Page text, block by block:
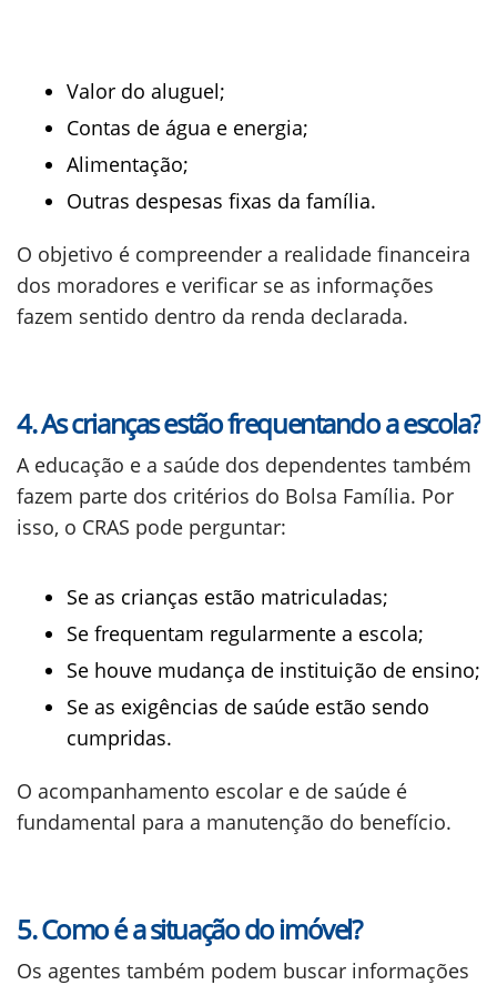
Valor do aluguel;
Contas de água e energia;
Alimentação;
Outras despesas fixas da família.
O objetivo é compreender a realidade financeira
dos moradores e verificar se as informações
fazem sentido dentro da renda declarada.
4. As crianças estão frequentando a escola?
A educação e a saúde dos dependentes também
fazem parte dos critérios do Bolsa Família. Por
isso, o CRAS pode perguntar:
Se as crianças estão matriculadas;
Se frequentam regularmente a escola;
Se houve mudança de instituição de ensino;
Se as exigências de saúde estão sendo
cumpridas.
O acompanhamento escolar e de saúde é
fundamental para a manutenção do benefício.
5. Como é a situação do imóvel?
Os agentes também podem buscar informações